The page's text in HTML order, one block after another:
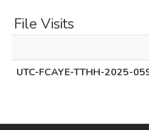
File Visits
UTC-FCAYE-TTHH-2025-